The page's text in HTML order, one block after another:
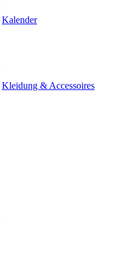
Kalender
Kleidung & Accessoires